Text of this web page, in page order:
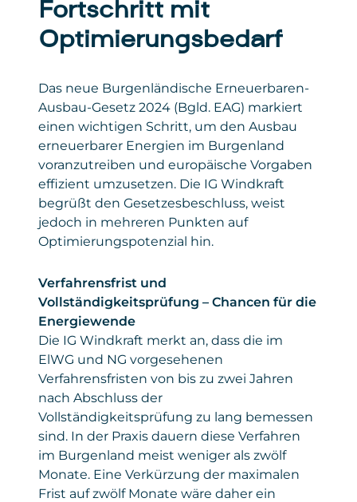
Fortschritt mit
Optimierungsbedarf
Das neue Burgenländische Erneuerbaren-
Ausbau-Gesetz 2024 (Bgld. EAG) markiert
einen wichtigen Schritt, um den Ausbau
erneuerbarer Energien im Burgenland
voranzutreiben und europäische Vorgaben
effizient umzusetzen. Die IG Windkraft
begrüßt den Gesetzesbeschluss, weist
jedoch in mehreren Punkten auf
Optimierungspotenzial hin.
Verfahrensfrist und
Vollständigkeitsprüfung – Chancen für die
Energiewende
Die IG Windkraft merkt an, dass die im
ElWG und NG vorgesehenen
Verfahrensfristen von bis zu zwei Jahren
nach Abschluss der
Vollständigkeitsprüfung zu lang bemessen
sind. In der Praxis dauern diese Verfahren
im Burgenland meist weniger als zwölf
Monate. Eine Verkürzung der maximalen
Frist auf zwölf Monate wäre daher ein